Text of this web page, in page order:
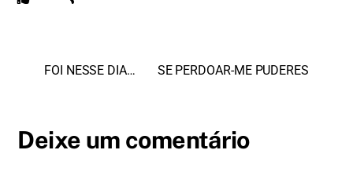
FOI NESSE DIA… SE PERDOAR-ME PUDERES
Deixe um comentário